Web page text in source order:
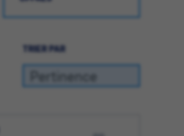
TRIER PAR